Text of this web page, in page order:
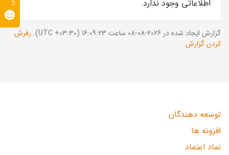
اطلاعاتی وجود ندارد.
گزارش ایجاد شده در 2026-08-08 ساعت 16:09:23 (UTC +03:30).
رفرش
کردن گزارش
توسعه دهندگان
افزونه ها
نماد اعتماد